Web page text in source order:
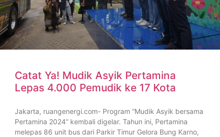
Catat Ya! Mudik Asyik Pertamina
Lepas 4.000 Pemudik ke 17 Kota
Jakarta, ruangenergi.com- Program “Mudik Asyik bersama
Pertamina 2024” kembali digelar. Tahun ini, Pertamina
melepas 86 unit bus dari Parkir Timur Gelora Bung Karno,